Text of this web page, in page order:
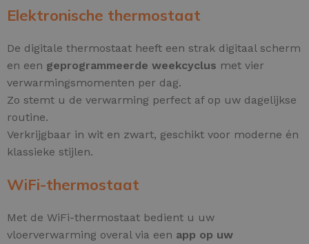
Elektronische thermostaat
De digitale thermostaat heeft een strak digitaal scherm
en een geprogrammeerde weekcyclus met vier
verwarmingsmomenten per dag.
Zo stemt u de verwarming perfect af op uw dagelijkse
routine.
Verkrijgbaar in wit en zwart, geschikt voor moderne én
klassieke stijlen.
WiFi-thermostaat
Met de WiFi-thermostaat bedient u uw
vloerverwarming overal via een app op uw